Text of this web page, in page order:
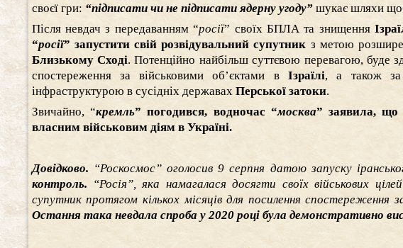
своєї гри: “підписати чи не підписати ядерну угоду” шукає шляхи
Після невдач з передаванням “росії” своїх БПЛА та знищення
“росії” запустити свій розвідувальний супутник з метою
Близькому Сході. Потенційно найбільш суттєвою перевагою, буде
спостереження за військовими об’єктами вІзраїлі, а також за
інфраструктурою в сусідніх державах Перської затоки.
Звичайно, “кремль” погодився, водночас “москва” заявила, що
власним військовим діям в Україні.
Довідково. “Роскосмос” оголосив 9 серпня датою запуску
контроль. “Росія”, яка намагалася досягти своїх військових
супутник протягом кількох місяців для посилення спостереження
Остання така невдала спроба у 2020 році була демонстративно